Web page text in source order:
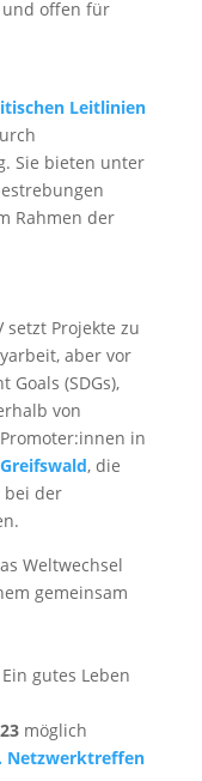
und offen für
Leitlinien
Sie bieten unter
Rahmen der
setzt Projekte zu
aber vor
(SDGs),
von
in
Greifswald, die
bei der
Weltwechsel
gemeinsam
gutes Leben
möglich
Netzwerktreffen